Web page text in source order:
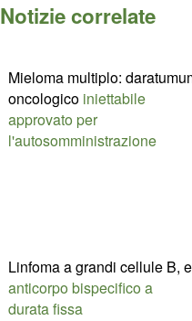
Notizie correlate
Mieloma multiplo:
oncologico iniettabile
approvato per
l'autosomministrazione
Linfoma a grandi cellule B,
anticorpo bispecifico a
durata fissa